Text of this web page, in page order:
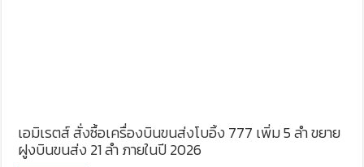
เอมิเรตส์ สั่งซื้อเครื่องบินขนส่งโบอิ้ง 777 เพิ่ม 5 ลำ ขยาย
ฝูงบินขนส่ง 21 ลำ ภายในปี 2026